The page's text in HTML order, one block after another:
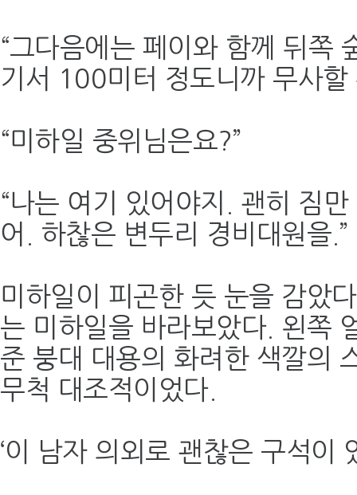
“그다음에는 페이와 함께 뒤쪽
기서 100미터 정도니까 무사
“미하일 중위님은요?”
“나는 여기 있어야지. 괜히 짐
어. 하찮은 변두리 경비대원을.”
미하일이 피곤한 듯 눈을 감았
는 미하일을 바라보았다. 왼쪽
준 붕대 대용의 화려한 색깔의
무척 대조적이었다.
‘이 남자 의외로 괜찮은 구석이